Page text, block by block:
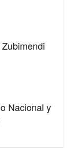
Nacional y